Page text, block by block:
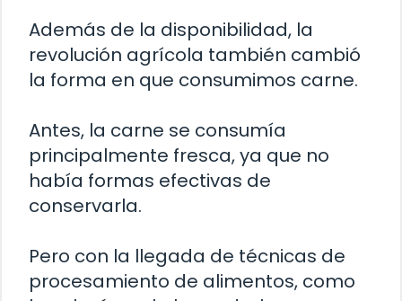
Además de la disponibilidad, la
revolución agrícola también cambió
la forma en que consumimos carne.
Antes, la carne se consumía
principalmente fresca, ya que no
había formas efectivas de
conservarla.
Pero con la llegada de técnicas de
procesamiento de alimentos, como